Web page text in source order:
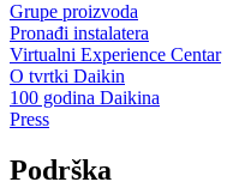
Grupe proizvoda
Pronađi instalatera
Virtualni Experience Centar
O tvrtki Daikin
100 godina Daikina
Press
Podrška